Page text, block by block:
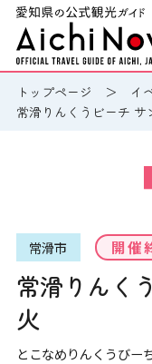
トップページ
イ
常滑りんくうビーチ サ
常滑市 開催
常滑りんく
火
とこなめりんくうび